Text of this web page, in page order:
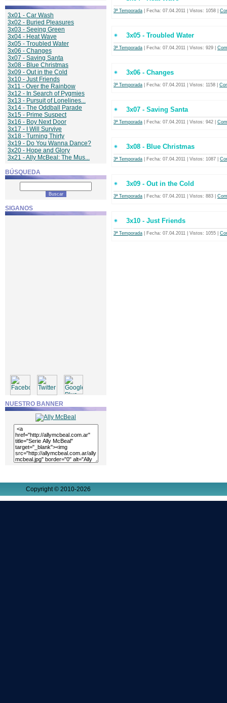
3x01 - Car Wash
3x02 - Buried Pleasures
3x03 - Seeing Green
3x04 - Heat Wave
3x05 - Troubled Water
3x06 - Changes
3x07 - Saving Santa
3x08 - Blue Christmas
3x09 - Out in the Cold
3x10 - Just Friends
3x11 - Over the Rainbow
3x12 - In Search of Pygmies
3x13 - Pursuit of Lonelines...
3x14 - The Oddball Parade
3x15 - Prime Suspect
3x16 - Boy Next Door
3x17 - I Will Survive
3x18 - Turning Thirty
3x19 - Do You Wanna Dance?
3x20 - Hope and Glory
3x21 - Ally McBeal: The Mus...
BÚSQUEDA
SIGANOS
NUESTRO BANNER
3ª Temporada | Fecha: 07.04.2011 | Vistos: 1058 |
3x05 - Troubled Water
3ª Temporada | Fecha: 07.04.2011 | Vistos: 929 |
3x06 - Changes
3ª Temporada | Fecha: 07.04.2011 | Vistos: 1158 |
3x07 - Saving Santa
3ª Temporada | Fecha: 07.04.2011 | Vistos: 942 |
3x08 - Blue Christmas
3ª Temporada | Fecha: 07.04.2011 | Vistos: 1087 |
3x09 - Out in the Cold
3ª Temporada | Fecha: 07.04.2011 | Vistos: 883 |
3x10 - Just Friends
3ª Temporada | Fecha: 07.04.2011 | Vistos: 1055 |
Copyright © 2010-2026